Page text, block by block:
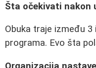
Šta očekivati nakon
Obuka traje između
programa. Evo šta